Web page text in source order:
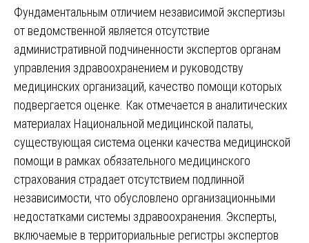
Фундаментальным отличием независимой экспертизы
от ведомственной является отсутствие
административной подчиненности экспертов органам
управления здравоохранением и руководству
медицинских организаций, качество помощи которых
подвергается оценке. Как отмечается в аналитических
материалах Национальной медицинской палаты,
существующая система оценки качества медицинской
помощи в рамках обязательного медицинского
страхования страдает отсутствием подлинной
независимости, что обусловлено организационными
недостатками системы здравоохранения. Эксперты,
включаемые в территориальные регистры экспертов